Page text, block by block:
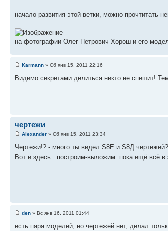
начало развития этой ветки, можно прочтитать
на фотографии Олег Петрович Хорош и его
Karmann » Сб янв 15, 2011 22:16
Видимо секретами делиться никто не спешит!
чертежи
Alexander » Сб янв 15, 2011 23:34
Чертежи!? - много ты видел S8Е и S8Д
Вот и здесь...построим-выложим..пока ещё всё в
den » Вс янв 16, 2011 01:44
есть пара моделей, но чертежей нет, делал